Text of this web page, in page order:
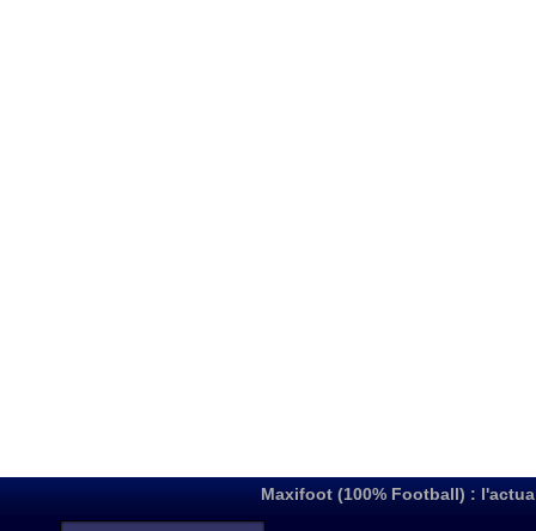
Maxifoot (100% Football) :